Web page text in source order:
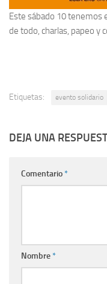
Este sábado 10 tenemos
de todo, charlas, papeo y
Etiquetas: evento solidario
DEJA UNA
Comentario*
Nombre*